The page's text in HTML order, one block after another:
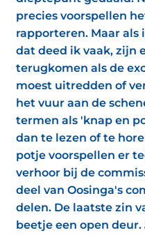
precies voorspellen
rapporteren. Maar als
dat deed ik vaak, zijn
terugkomen als de
moest uitredden of
het vuur aan de
termen als 'knap en
dan te lezen of te
potje voorspellen er
verhoor bij de
deel van Oosinga's
delen. De laatste zin
beetje een open